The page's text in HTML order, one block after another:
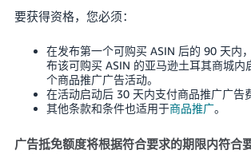
要获得资格，您必须：
在发布第一个可购买 ASIN 后的 90 天内
布该可购买 ASIN 的亚马逊土耳其商城内
个商品推广广告活动。
在活动启动后 30 天内支付商品推广广告
其他条款和条件也适用于商品推广。
广告抵免额度将根据符合要求的期限内符合